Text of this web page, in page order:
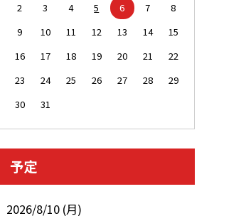
2
3 4 5 6 7
8
9
10 11 12 13 14
15
16
17 18 19 20 21
22
23
24 25 26 27 28
29
30
31
予定
2026/8/10 (月)